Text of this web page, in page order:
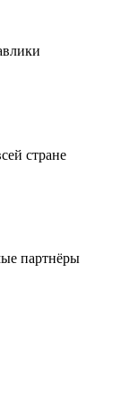
стране
партнёры